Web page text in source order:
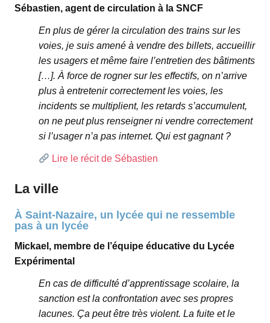
Sébastien, agent de circulation à la SNCF
En plus de gérer la circulation des trains sur les
voies, je suis amené à vendre des billets, accueillir
les usagers et même faire l’entretien des bâtiments
[…]. À force de rogner sur les effectifs, on n’arrive
plus à entretenir correctement les voies, les
incidents se multiplient, les retards s’accumulent,
on ne peut plus renseigner ni vendre correctement
si l’usager n’a pas internet. Qui est gagnant ?
Lire le récit de Sébastien
La ville
À Saint-Nazaire, un lycée qui ne ressemble
pas à un lycée
Mickael, membre de l’équipe éducative du Lycée
Expérimental
En cas de difficulté d’apprentissage scolaire, la
sanction est la confrontation avec ses propres
lacunes. Ça peut être très violent. La fuite et le